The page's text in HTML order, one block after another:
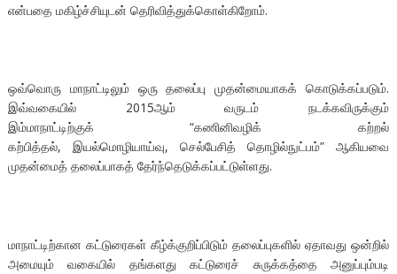
என்பதை மகிழ்ச்சியுடன் தெரிவித்துக்கொள்கிறோம்.
ஒவ்வொரு மாநாட்டிலும் ஒரு தலைப்பு முதன்மையாகக் கொடுக்கப்படும்.
இவ்வகையில் 2015ஆம் வருடம் நடக்கவிருக்கும்
இம்மாநாட்டிற்குக் “கணினிவழிக் கற்றல்
கற்பித்தல், இயல்மொழியாய்வு, செல்பேசித் தொழில்நுட்பம்” ஆகியவை
முதன்மைத் தலைப்பாகத் தேர்ந்தெடுக்கப்பட்டுள்ளது.
மாநாட்டிற்கான கட்டுரைகள் கீழ்க்குறிப்பிடும் தலைப்புகளில் ஏதாவது ஒன்றில்
அமையும் வகையில் தங்களது கட்டுரைச் சுருக்கத்தை அனுப்பும்படி